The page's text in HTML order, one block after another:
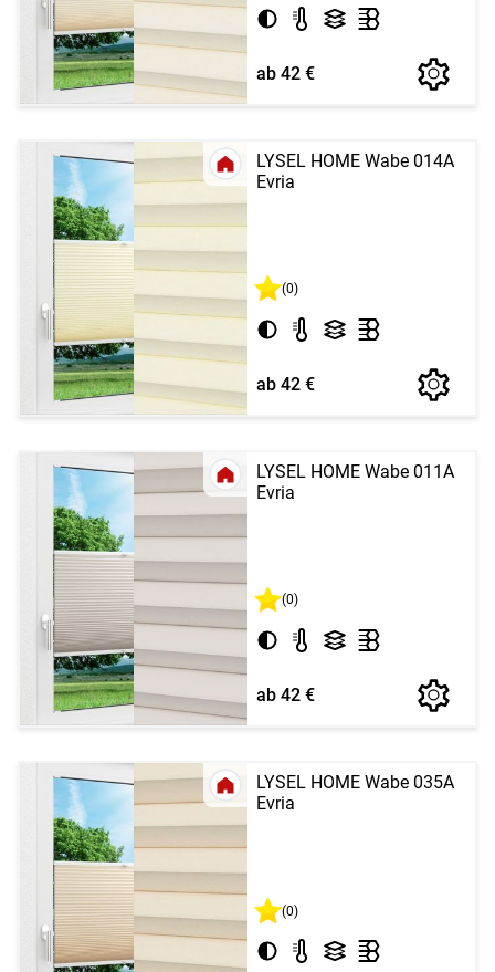
ab 42 €
LYSEL HOME Wabe 014A
Evria
(0)
ab 42 €
LYSEL HOME Wabe 011A
Evria
(0)
ab 42 €
LYSEL HOME Wabe 035A
Evria
(0)